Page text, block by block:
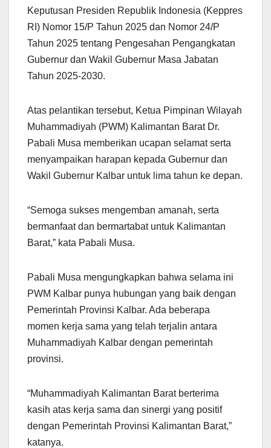
Keputusan Presiden Republik Indonesia (Keppres
RI) Nomor 15/P Tahun 2025 dan Nomor 24/P
Tahun 2025 tentang Pengesahan Pengangkatan
Gubernur dan Wakil Gubernur Masa Jabatan
Tahun 2025-2030.
Atas pelantikan tersebut, Ketua Pimpinan Wilayah
Muhammadiyah (PWM) Kalimantan Barat Dr.
Pabali Musa memberikan ucapan selamat serta
menyampaikan harapan kepada Gubernur dan
Wakil Gubernur Kalbar untuk lima tahun ke depan.
“Semoga sukses mengemban amanah, serta
bermanfaat dan bermartabat untuk Kalimantan
Barat,” kata Pabali Musa.
Pabali Musa mengungkapkan bahwa selama ini
PWM Kalbar punya hubungan yang baik dengan
Pemerintah Provinsi Kalbar. Ada beberapa
momen kerja sama yang telah terjalin antara
Muhammadiyah Kalbar dengan pemerintah
provinsi.
“Muhammadiyah Kalimantan Barat berterima
kasih atas kerja sama dan sinergi yang positif
dengan Pemerintah Provinsi Kalimantan Barat,”
katanya.